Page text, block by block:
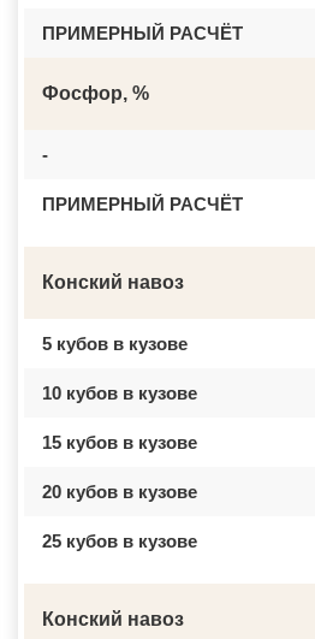
ПРИМЕРНЫЙ РАСЧЁТ
Фосфор, %
-
ПРИМЕРНЫЙ РАСЧЁТ
Конский навоз
5 кубов в кузове
10 кубов в кузове
15 кубов в кузове
20 кубов в кузове
25 кубов в кузове
Конский навоз